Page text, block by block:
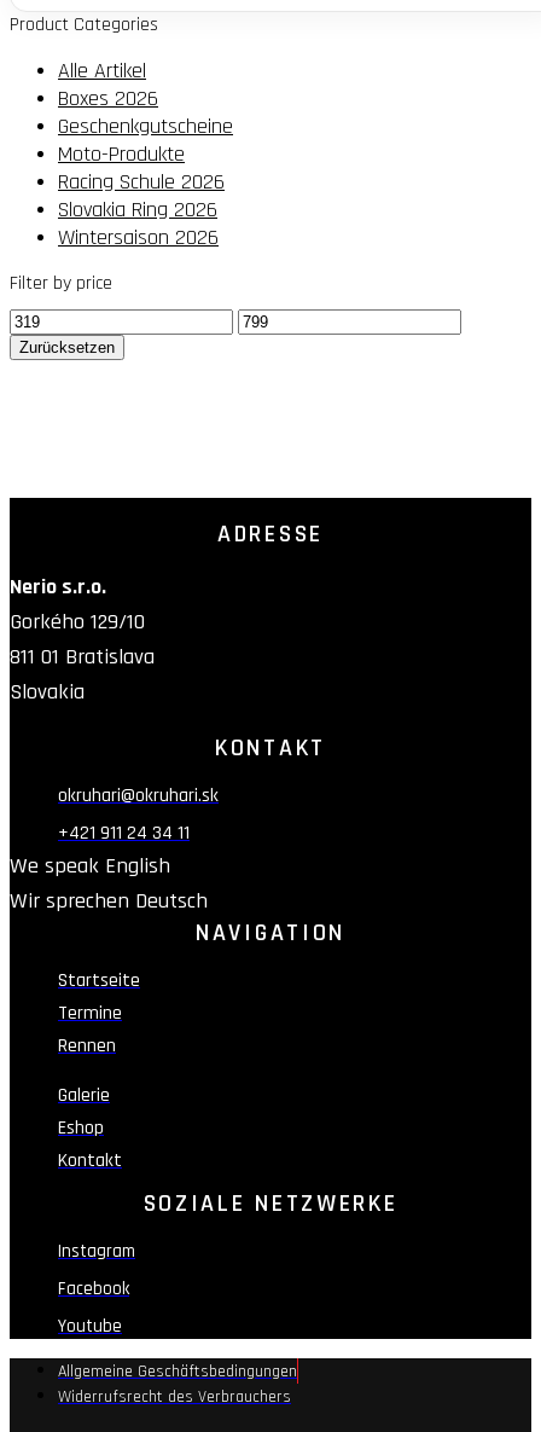
Product Categories
Alle Artikel
Boxes 2026
Geschenkgutscheine
Moto-Produkte
Racing Schule 2026
Slovakia Ring 2026
Wintersaison 2026
Filter by price
Mindestpreis
Maximaler
Preis
Zurücksetzen
ADRESSE
Nerio s.r.o.
Gorkého 129/10
811 01 Bratislava
Slovakia
KONTAKT
okruhari@okruhari.sk
+421 911 24 34 11
We speak English
Wir sprechen Deutsch
NAVIGATION
Startseite
Termine
Rennen
Galerie
Eshop
Kontakt
SOZIALE NETZWERKE
Instagram
Facebook
Youtube
Allgemeine Geschäftsbedingungen
Widerrufsrecht des Verbrauchers